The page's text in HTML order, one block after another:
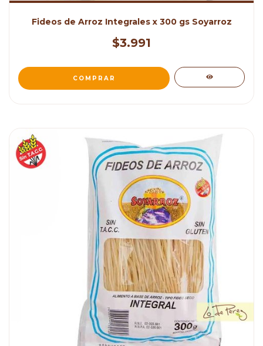
Fideos de Arroz Integrales x 300 gs Soyarroz
$3.991